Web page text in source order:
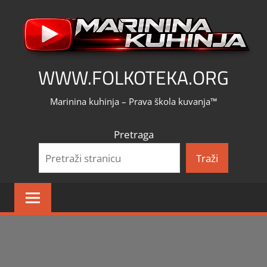
content
WWW.FOLKOTEKA.ORG
Marinina kuhinja – Prava škola kuvanja™
Pretraga
Traži